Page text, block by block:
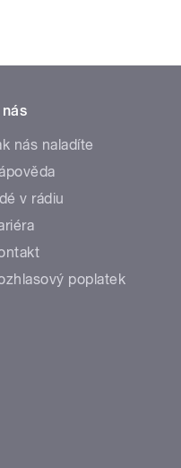
nás
nás naladíte
v rádiu
poplatek